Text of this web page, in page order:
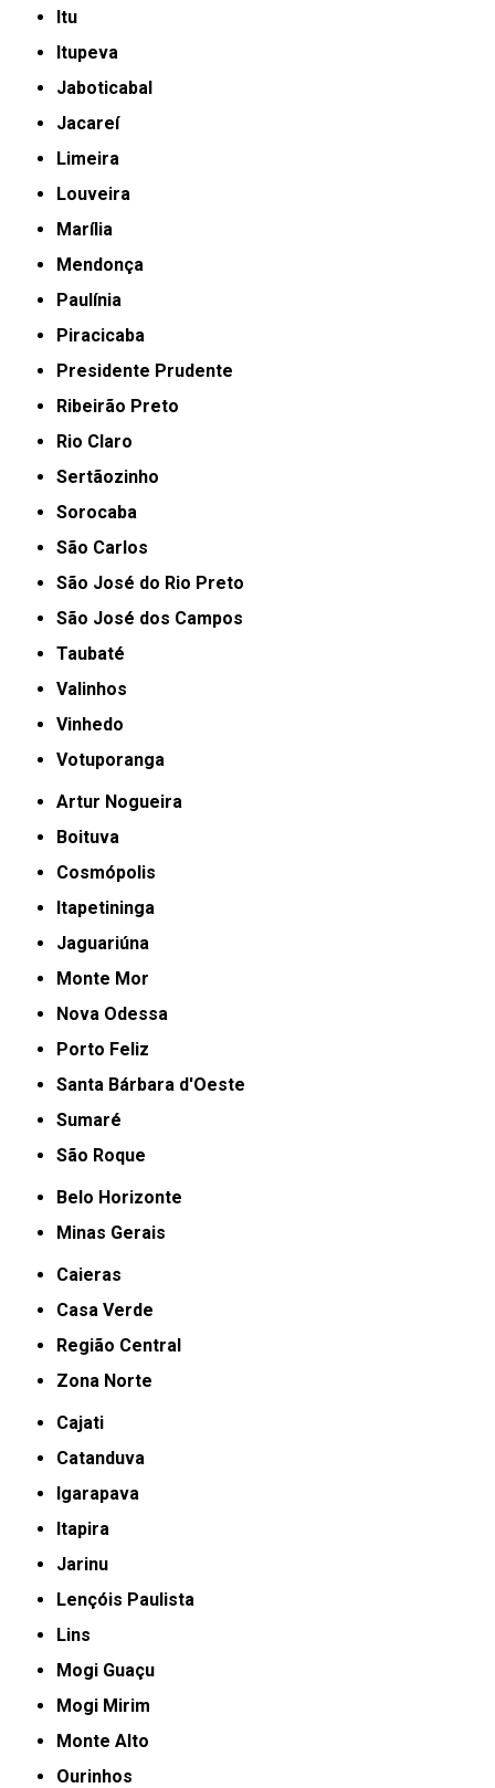
Itu
Itupeva
Jaboticabal
Jacareí
Limeira
Louveira
Marília
Mendonça
Paulínia
Piracicaba
Presidente Prudente
Ribeirão Preto
Rio Claro
Sertãozinho
Sorocaba
São Carlos
São José do Rio Preto
São José dos Campos
Taubaté
Valinhos
Vinhedo
Votuporanga
Artur Nogueira
Boituva
Cosmópolis
Itapetininga
Jaguariúna
Monte Mor
Nova Odessa
Porto Feliz
Santa Bárbara d'Oeste
Sumaré
São Roque
Belo Horizonte
Minas Gerais
Caieras
Casa Verde
Região Central
Zona Norte
Cajati
Catanduva
Igarapava
Itapira
Jarinu
Lençóis Paulista
Lins
Mogi Guaçu
Mogi Mirim
Monte Alto
Ourinhos